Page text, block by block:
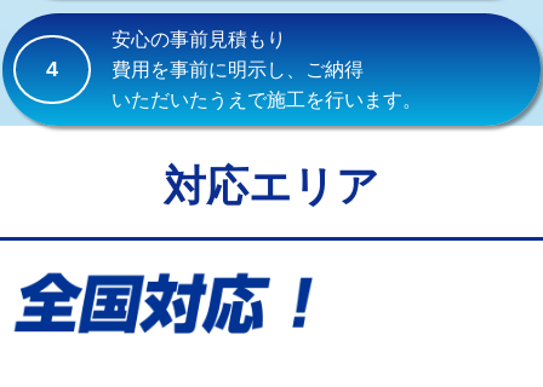
持込商品取付（混合水栓）
持込商品取付（浄水器・分岐水栓） 16,500円
給水管工事※（バンド止め) 3,300円
給水管工事※（保温材使用（バンド止
め込み）)
4
安心の事前見積もり
費用を事前に明示し、ご納得
いただいたうえで施工を行います。
対応エリア